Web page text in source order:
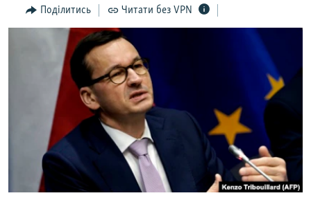
Перейти
до
ПОГЛЯД
ВСЕ ЗА ДЕНЬ
СПЕЦПРОЕКТИ
ДЕПОРТАЦІЯ
ВІДЕОУРОКИ «ELIFBE»
СВІДЧЕННЯ ОКУПАЦІЇ
УКРАЇНСЬКА ПРОБЛЕМА КРИМУ
ЯК ОБІЙТИ БЛОКУВАННЯ
Русский
Qırımtatar
Поділитись Читати без VPN